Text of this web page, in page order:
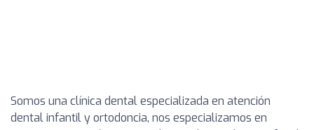
Somos una clínica dental especializada en atención
dental infantil y ortodoncia, nos especializamos en